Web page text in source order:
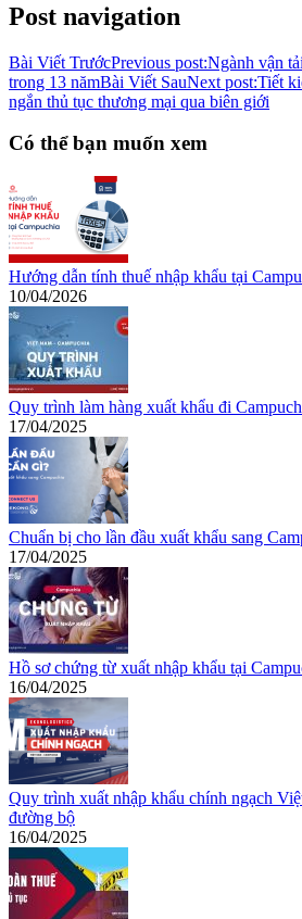
Post navigation
Bài Viết TrướcPrevious post:Ngành vận
trong 13 nămBài Viết SauNext post:Tiết
ngắn thủ tục thương mại qua biên giới
Có thể bạn muốn xem
Hướng dẫn tính thuế nhập khẩu tại
10/04/2026
Quy trình làm hàng xuất khẩu đi
17/04/2025
Chuẩn bị cho lần đầu xuất khẩu sang
17/04/2025
Hồ sơ chứng từ xuất nhập khẩu tại
16/04/2025
Quy trình xuất nhập khẩu chính ngạch
đường bộ
16/04/2025